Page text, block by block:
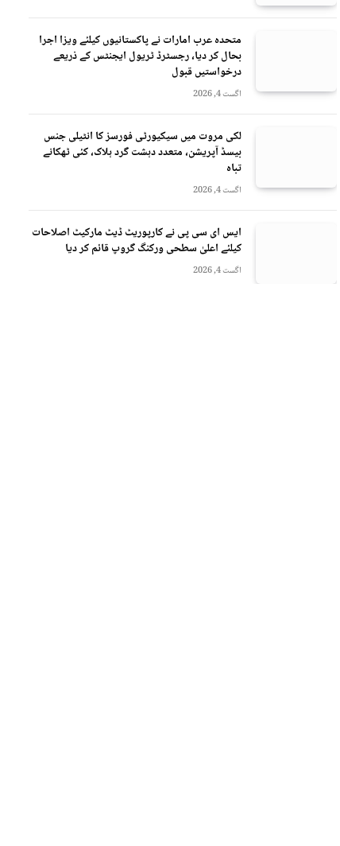
متحدہ عرب امارات نے پاکستانیوں کیلئے ویزا اجرا
بحال کر دیا، رجسٹرڈ ٹریول ایجنٹس کے ذریعے
درخواستیں قبول
اگست 4, 2026
لکی مروت میں سیکیورٹی فورسز کا انٹیلی جنس
بیسڈ آپریشن، متعدد دہشت گرد ہلاک، کئی ٹھکانے
تباہ
اگست 4, 2026
ایس ای سی پی نے کارپوریٹ ڈیٹ مارکیٹ اصلاحات
کیلئے اعلیٰ سطحی ورکنگ گروپ قائم کر دیا
اگست 4, 2026